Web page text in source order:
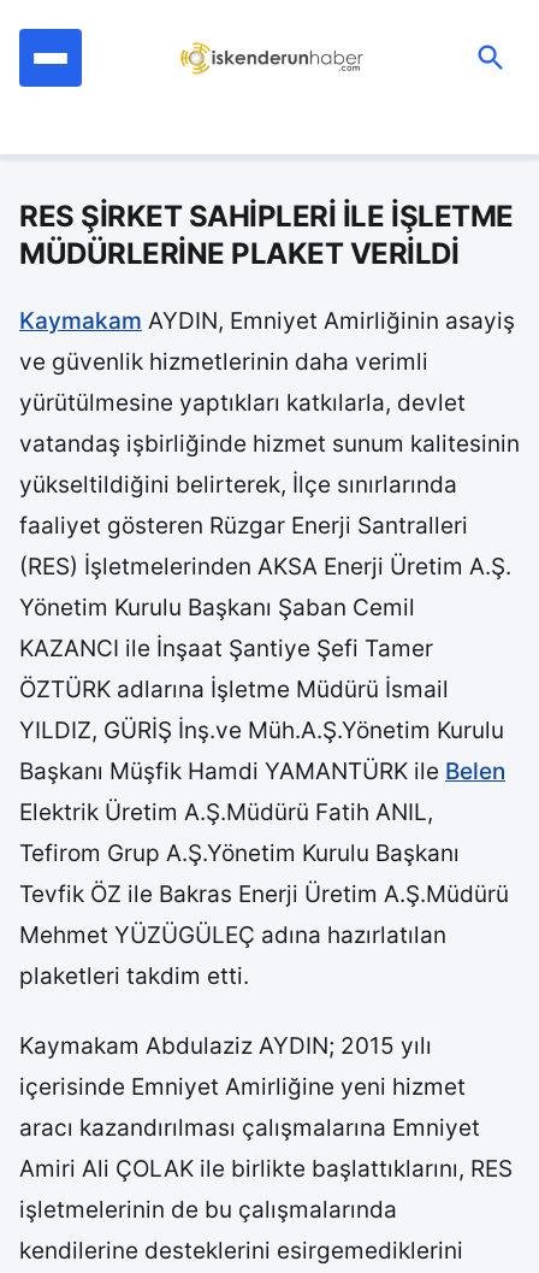
RES ŞİRKET SAHİPLERİ İLE İŞLETME
MÜDÜRLERİNE PLAKET VERİLDİ
Kaymakam AYDIN, Emniyet Amirliğinin asayiş
ve güvenlik hizmetlerinin daha verimli
yürütülmesine yaptıkları katkılarla, devlet
vatandaş işbirliğinde hizmet sunum kalitesinin
yükseltildiğini belirterek, İlçe sınırlarında
faaliyet gösteren Rüzgar Enerji Santralleri
(RES) İşletmelerinden AKSA Enerji Üretim A.Ş.
Yönetim Kurulu Başkanı Şaban Cemil
KAZANCI ile İnşaat Şantiye Şefi Tamer
ÖZTÜRK adlarına İşletme Müdürü İsmail
YILDIZ, GÜRİŞ İnş.ve Müh.A.Ş.Yönetim Kurulu
Başkanı Müşfik Hamdi YAMANTÜRK ile Belen
Elektrik Üretim A.Ş.Müdürü Fatih ANIL,
Tefirom Grup A.Ş.Yönetim Kurulu Başkanı
Tevfik ÖZ ile Bakras Enerji Üretim A.Ş.Müdürü
Mehmet YÜZÜGÜLEÇ adına hazırlatılan
plaketleri takdim etti.
Kaymakam Abdulaziz AYDIN; 2015 yılı
içerisinde Emniyet Amirliğine yeni hizmet
aracı kazandırılması çalışmalarına Emniyet
Amiri Ali ÇOLAK ile birlikte başlattıklarını, RES
işletmelerinin de bu çalışmalarında
kendilerine desteklerini esirgemediklerini